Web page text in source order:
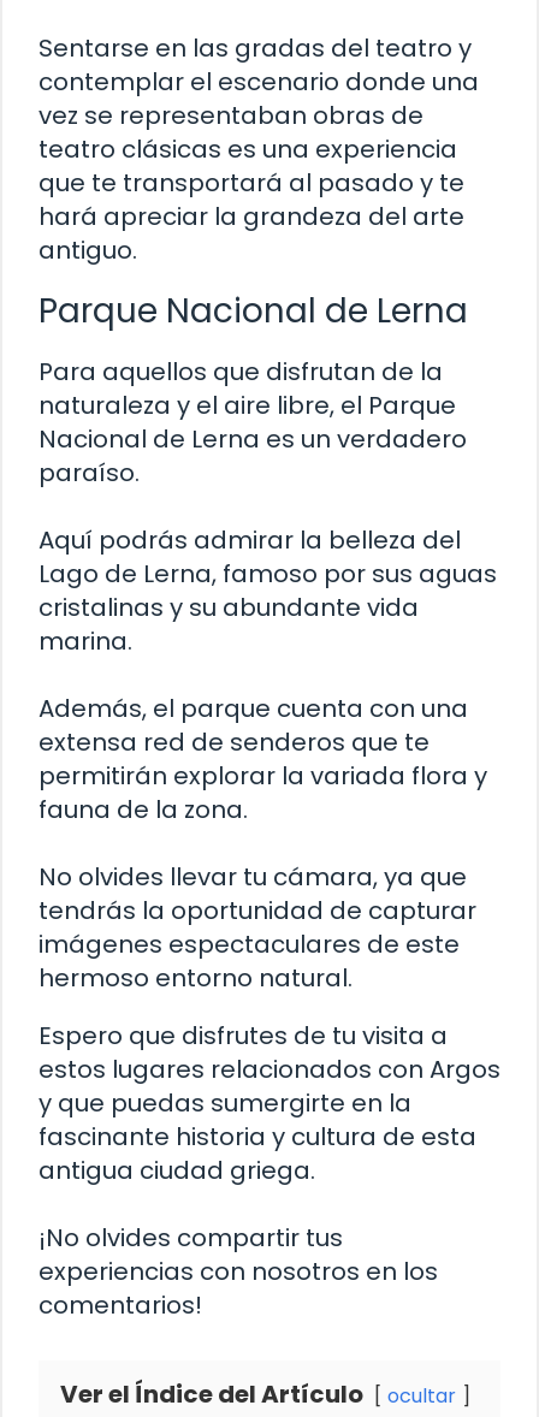
Sentarse en las gradas del teatro y
contemplar el escenario donde una
vez se representaban obras de
teatro clásicas es una experiencia
que te transportará al pasado y te
hará apreciar la grandeza del arte
antiguo.
Parque Nacional de Lerna
Para aquellos que disfrutan de la
naturaleza y el aire libre, el Parque
Nacional de Lerna es un verdadero
paraíso.
Aquí podrás admirar la belleza del
Lago de Lerna, famoso por sus aguas
cristalinas y su abundante vida
marina.
Además, el parque cuenta con una
extensa red de senderos que te
permitirán explorar la variada flora y
fauna de la zona.
No olvides llevar tu cámara, ya que
tendrás la oportunidad de capturar
imágenes espectaculares de este
hermoso entorno natural.
Espero que disfrutes de tu visita a
estos lugares relacionados con Argos
y que puedas sumergirte en la
fascinante historia y cultura de esta
antigua ciudad griega.
¡No olvides compartir tus
experiencias con nosotros en los
comentarios!
Ver el Índice del Artículo ocultar